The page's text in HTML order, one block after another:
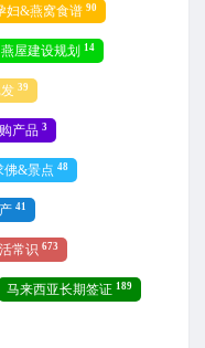
妇&燕窝食谱 90
燕屋建设规划 14
39
产品 3
佛&景点 48
41
常识 673
马来西亚长期签证 189